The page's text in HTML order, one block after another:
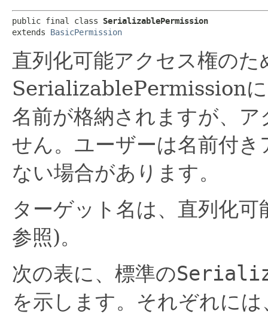
public final class SerializablePermission
extends BasicPermission
直列化可能アクセス権の
SerializablePermissionに
名前が格納されますが、
せん。ユーザーは名前付
ない場合があります。
ターゲット名は、直列化
参照)。
次の表に、標準の
を示します。それぞれに